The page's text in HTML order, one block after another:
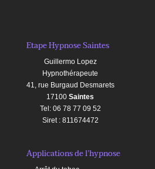
Etape Hypnose Saintes
Guillermo Lopez
Hypnothérapeute
41, rue Burgaud Desmarets
17100Saintes
Tel: 06 78 77 09 52
Siret : 811674472
Applications de l’hypnose